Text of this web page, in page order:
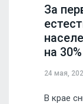
За
на 30%
24 мая,
В крае